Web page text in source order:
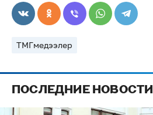
ТМГмедээлер
ПОСЛЕДНИЕ НОВОСТИ